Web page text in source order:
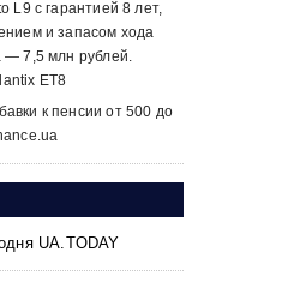
L9 с гарантией 8 лет,
и запасом хода
— 7,5 млн рублей.
ET8
к пенсии от 500 до
UA.TODAY